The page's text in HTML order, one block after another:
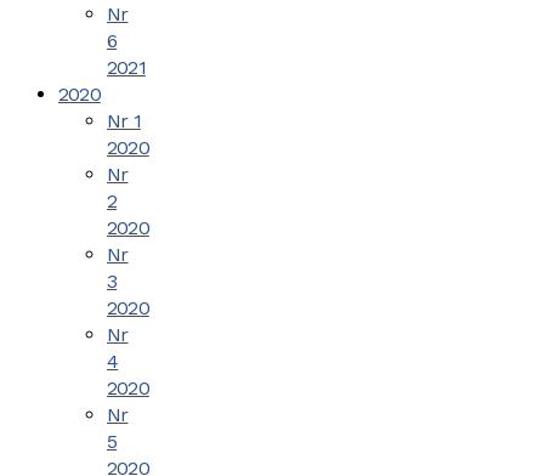
Nr
6
2021
2020
Nr 1
2020
Nr
2
2020
Nr
3
2020
Nr
4
2020
Nr
5
2020